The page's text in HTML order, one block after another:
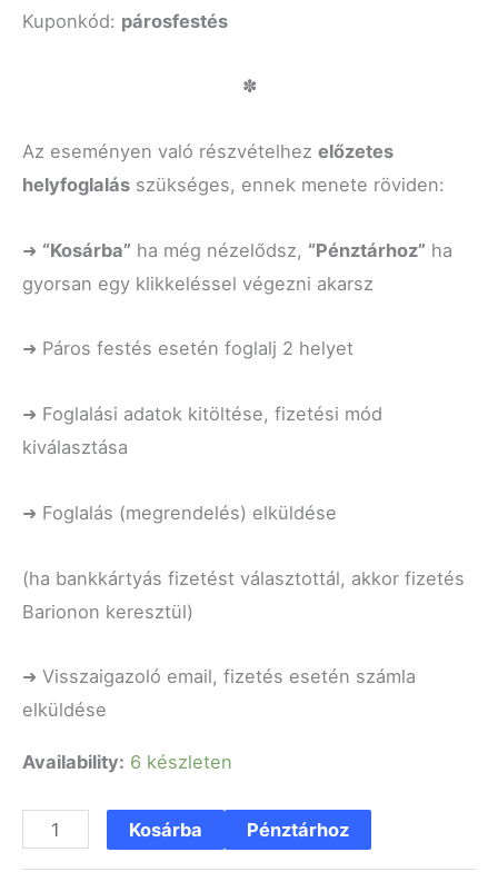
Kuponkód: párosfestés
✽
Az eseményen való részvételhez előzetes
helyfoglalás szükséges, ennek menete röviden:
➜ “Kosárba” ha még nézelődsz, “Pénztárhoz” ha
gyorsan egy klikkeléssel végezni akarsz
➜ Páros festés esetén foglalj 2 helyet
➜ Foglalási adatok kitöltése, fizetési mód
kiválasztása
➜ Foglalás (megrendelés) elküldése
(ha bankkártyás fizetést választottál, akkor fizetés
Barionon keresztül)
➜ Visszaigazoló email, fizetés esetén számla
elküldése
Availability: 6 készleten
Kosárba Pénztárhoz